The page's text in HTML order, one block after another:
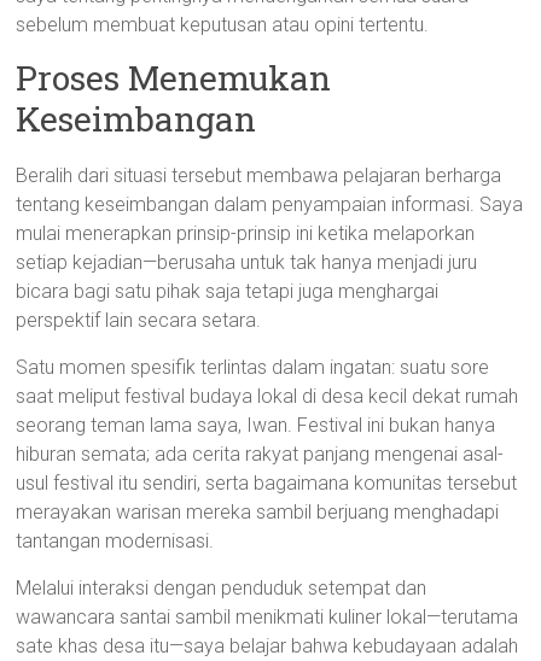
sebelum membuat keputusan atau opini tertentu.
Proses Menemukan
Keseimbangan
Beralih dari situasi tersebut membawa pelajaran berharga
tentang keseimbangan dalam penyampaian informasi. Saya
mulai menerapkan prinsip-prinsip ini ketika melaporkan
setiap kejadian—berusaha untuk tak hanya menjadi juru
bicara bagi satu pihak saja tetapi juga menghargai
perspektif lain secara setara.
Satu momen spesifik terlintas dalam ingatan: suatu sore
saat meliput festival budaya lokal di desa kecil dekat rumah
seorang teman lama saya, Iwan. Festival ini bukan hanya
hiburan semata; ada cerita rakyat panjang mengenai asal-
usul festival itu sendiri, serta bagaimana komunitas tersebut
merayakan warisan mereka sambil berjuang menghadapi
tantangan modernisasi.
Melalui interaksi dengan penduduk setempat dan
wawancara santai sambil menikmati kuliner lokal—terutama
sate khas desa itu—saya belajar bahwa kebudayaan adalah